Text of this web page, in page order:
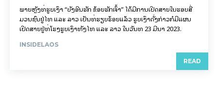
ພາຍຫຼັງທີ່ຮູບເງົາ “ບັງອີນຮັກ ຂ້ອຍຮັກເຈົ້າ” ໄດ້ມີການເປີດສາຍໃນຮອບສື່
ມວນຊົນຢູ່ໄທ ແລະ ລາວ ເປັນທີ່ຮຽບຮ້ອຍແລ້ວ ຮູບເງົາດັ່ງກ່າວກໍມີແຜນ
ເປີດສາຍຢູ່ທີ່ໂຮງຮູບເງົາທັງໄທ ແລະ ລາວ ໃນວັນທີ 23 ມີນາ 2023.
INSIDELAOS
READ